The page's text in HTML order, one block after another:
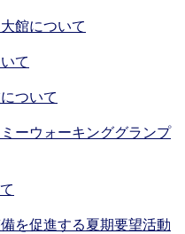
館について
て
ついて
ーウォーキンググランプ
を促進する夏期要望活動